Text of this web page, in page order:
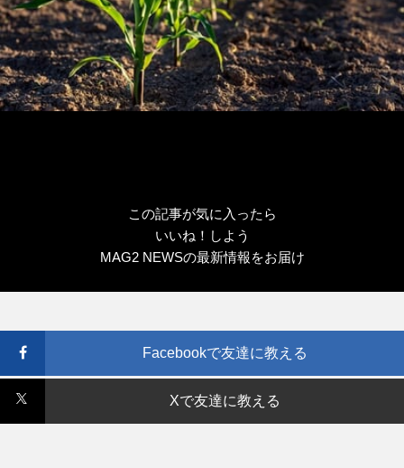
この記事が気に入ったら
いいね！しよう
MAG2 NEWSの最新情報をお届け
Facebookで友達に教える
Xで友達に教える